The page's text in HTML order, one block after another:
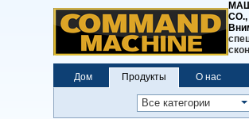
Дом Продукты О нас